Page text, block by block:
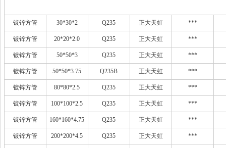
镀锌方管 30*30*2 Q235 正大天虹 ***
镀锌方管 20*20*2.0 Q235 正大天虹 ***
镀锌方管 50*50*3 Q235 正大天虹 ***
镀锌方管 50*50*3.75 Q235B 正大天虹 ***
镀锌方管 80*80*2.5 Q235 正大天虹 ***
镀锌方管 100*100*2.5 Q235 正大天虹 ***
镀锌方管 160*160*4.75 Q235 正大天虹 ***
镀锌方管 200*200*4.5 Q235 正大天虹 ***